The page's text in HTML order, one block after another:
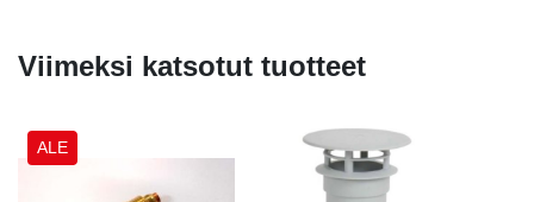
Viimeksi katsotut tuotteet
ALE